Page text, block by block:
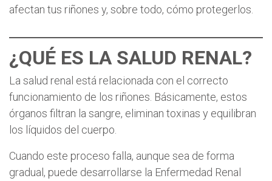
afectan tus riñones y, sobre todo, cómo protegerlos.
¿QUÉ ES LA SALUD RENAL?
La salud renal está relacionada con el correcto
funcionamiento de los riñones. Básicamente, estos
órganos filtran la sangre, eliminan toxinas y equilibran
los líquidos del cuerpo.
Cuando este proceso falla, aunque sea de forma
gradual, puede desarrollarse la Enfermedad Renal